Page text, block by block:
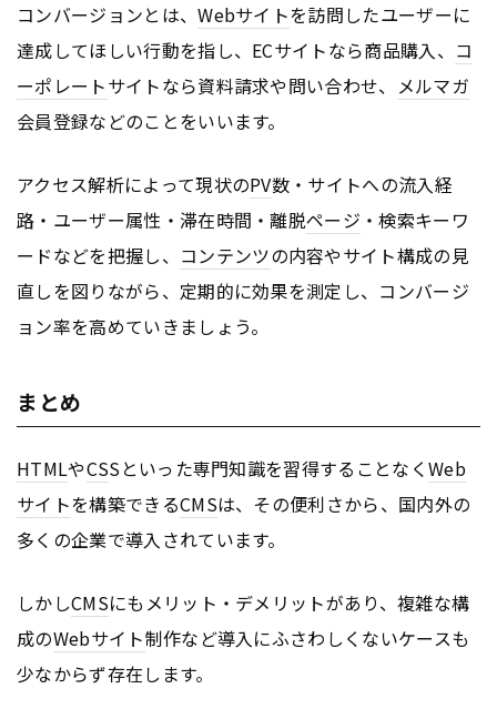
コンバージョンとは、Webサイトを訪問したユーザーに
達成してほしい行動を指し、ECサイトなら商品購入、 コ
ーポレートサイトなら資料請求や問い合わせ、 メルマガ
会員登録などのことをいいます。
アクセス解析によって現状のPV数・サイトへの流入経
路・ユーザー属性・滞在時間・離脱ページ ・検索キーワ
ードなどを把握し、 コンテンツの内容やサイト構成の見
直しを図りながら、定期的に効果を測定し、コンバージ
ョン率を高めていきましょう。
まとめ
HTMLやCSSといった専門知識を習得することなくWeb
サイトを構築できるCMSは、その便利さから、国内外の
多くの企業で導入されています。
しかしCMSにもメリット・デメリットがあり、複雑な構
成のWebサイト制作など導入にふさわしくないケースも
少なからず存在します。